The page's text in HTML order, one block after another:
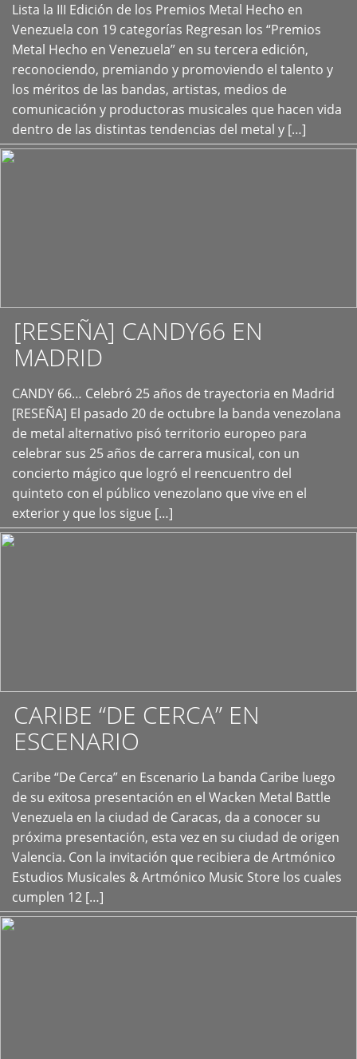
Lista la III Edición de los Premios Metal Hecho en
Venezuela con 19 categorías Regresan los “Premios
Metal Hecho en Venezuela” en su tercera edición,
reconociendo, premiando y promoviendo el talento y
los méritos de las bandas, artistas, medios de
comunicación y productoras musicales que hacen vida
dentro de las distintas tendencias del metal y […]
+
[RESEÑA] CANDY66 EN
MADRID
CANDY 66… Celebró 25 años de trayectoria en Madrid
[RESEÑA] El pasado 20 de octubre la banda venezolana
de metal alternativo pisó territorio europeo para
celebrar sus 25 años de carrera musical, con un
concierto mágico que logró el reencuentro del
quinteto con el público venezolano que vive en el
exterior y que los sigue […]
+
CARIBE “DE CERCA” EN
ESCENARIO
Caribe “De Cerca” en Escenario La banda Caribe luego
de su exitosa presentación en el Wacken Metal Battle
Venezuela en la ciudad de Caracas, da a conocer su
próxima presentación, esta vez en su ciudad de origen
Valencia. Con la invitación que recibiera de Artmónico
Estudios Musicales & Artmónico Music Store los cuales
cumplen 12 […]
+